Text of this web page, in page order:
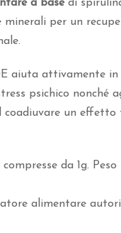
a basedi
per un
aiuta attivamente in
psichico nonché
coadiuvare un effetto
da 1g.
alimentare